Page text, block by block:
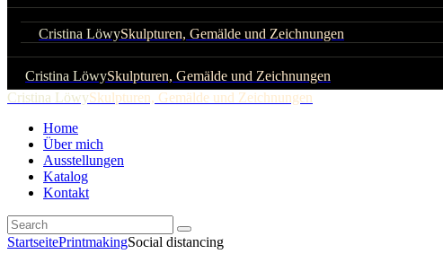
Cristina LöwySkulpturen, Gemälde und Zeichnungen
Cristina LöwySkulpturen, Gemälde und Zeichnungen
Cristina LöwySkulpturen, Gemälde und Zeichnungen
Home
Über mich
Ausstellungen
Katalog
Kontakt
StartseitePrintmakingSocial distancing